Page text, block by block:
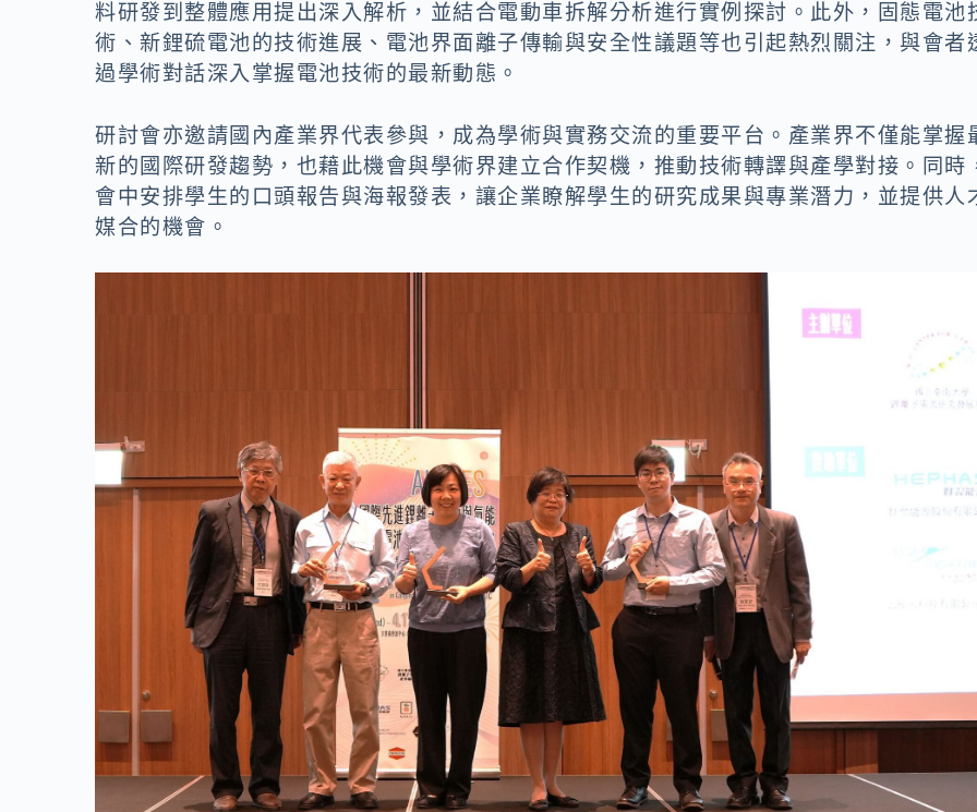
料研發到整體應用提出深入解析，並結合電動車拆解分析進行實例探討。此外，固態電池
術、新鋰硫電池的技術進展、電池界面離子傳輸與安全性議題等也引起熱烈關注，與會者
過學術對話深入掌握電池技術的最新動態。
研討會亦邀請國內產業界代表參與，成為學術與實務交流的重要平台。產業界不僅能掌握
新的國際研發趨勢，也藉此機會與學術界建立合作契機，推動技術轉譯與產學對接。同時
會中安排學生的口頭報告與海報發表，讓企業瞭解學生的研究成果與專業潛力，並提供人
媒合的機會。